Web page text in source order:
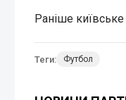
Раніше київське
Теги: Футбол